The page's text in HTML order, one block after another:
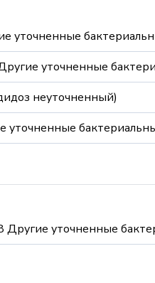
уточненные
уточненные
неуточненный)
уточненные
Другие уточненные